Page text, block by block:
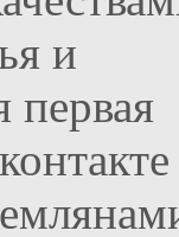
и
первая